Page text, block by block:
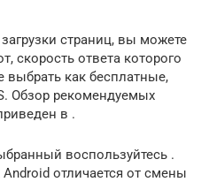
страниц, вы можете
скорость ответа которого
как бесплатные,
Обзор рекомендуемых
в .
воспользуйтесь .
отличается от смены